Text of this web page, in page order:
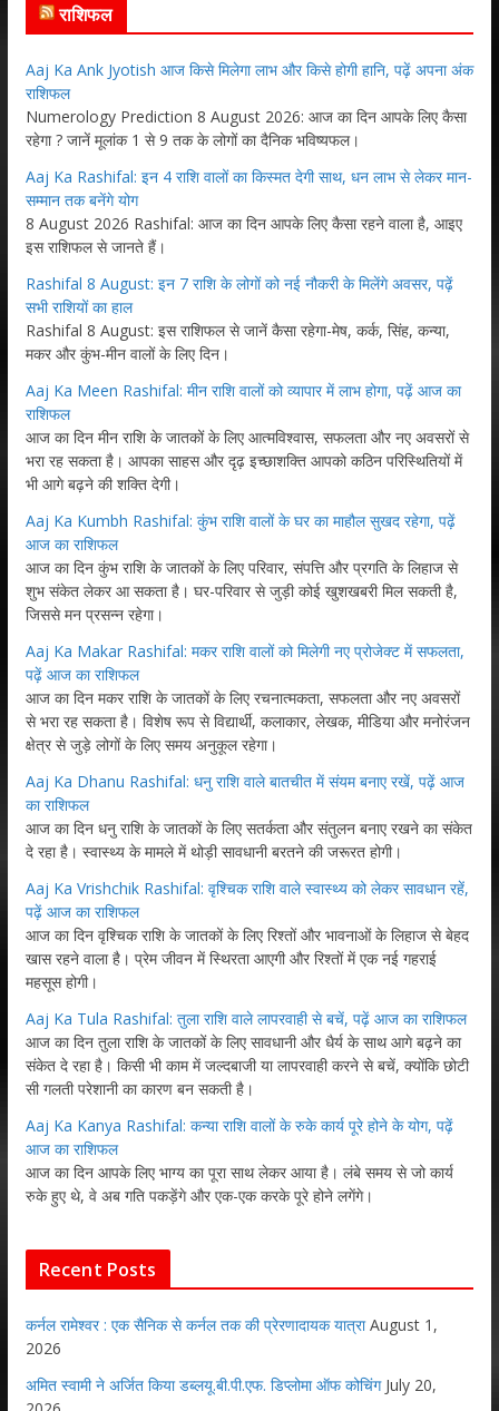
राशिफल
Aaj Ka Ank Jyotish आज किसे मिलेगा लाभ और किसे होगी हानि, पढ़ें अपना अंक
राशिफल
Numerology Prediction 8 August 2026: आज का दिन आपके लिए कैसा
रहेगा ? जानें मूलांक 1 से 9 तक के लोगों का दैनिक भविष्यफल।
Aaj Ka Rashifal: इन 4 राशि वालों का किस्मत देगी साथ, धन लाभ से लेकर मान-
सम्मान तक बनेंगे योग
8 August 2026 Rashifal: आज का दिन आपके लिए कैसा रहने वाला है, आइए
इस राशिफल से जानते हैं।
Rashifal 8 August: इन 7 राशि के लोगों को नई नौकरी के मिलेंगे अवसर, पढ़ें
सभी राशियों का हाल
Rashifal 8 August: इस राशिफल से जानें कैसा रहेगा-मेष, कर्क, सिंह, कन्या,
मकर और कुंभ-मीन वालों के लिए दिन।
Aaj Ka Meen Rashifal: मीन राशि वालों को व्यापार में लाभ होगा, पढ़ें आज का
राशिफल
आज का दिन मीन राशि के जातकों के लिए आत्मविश्वास, सफलता और नए अवसरों से
भरा रह सकता है। आपका साहस और दृढ़ इच्छाशक्ति आपको कठिन परिस्थितियों में
भी आगे बढ़ने की शक्ति देगी।
Aaj Ka Kumbh Rashifal: कुंभ राशि वालों के घर का माहौल सुखद रहेगा, पढ़ें
आज का राशिफल
आज का दिन कुंभ राशि के जातकों के लिए परिवार, संपत्ति और प्रगति के लिहाज से
शुभ संकेत लेकर आ सकता है। घर-परिवार से जुड़ी कोई खुशखबरी मिल सकती है,
जिससे मन प्रसन्न रहेगा।
Aaj Ka Makar Rashifal: मकर राशि वालों को मिलेगी नए प्रोजेक्ट में सफलता,
पढ़ें आज का राशिफल
आज का दिन मकर राशि के जातकों के लिए रचनात्मकता, सफलता और नए अवसरों
से भरा रह सकता है। विशेष रूप से विद्यार्थी, कलाकार, लेखक, मीडिया और मनोरंजन
क्षेत्र से जुड़े लोगों के लिए समय अनुकूल रहेगा।
Aaj Ka Dhanu Rashifal: धनु राशि वाले बातचीत में संयम बनाए रखें, पढ़ें आज
का राशिफल
आज का दिन धनु राशि के जातकों के लिए सतर्कता और संतुलन बनाए रखने का संकेत
दे रहा है। स्वास्थ्य के मामले में थोड़ी सावधानी बरतने की जरूरत होगी।
Aaj Ka Vrishchik Rashifal: वृश्चिक राशि वाले स्वास्थ्य को लेकर सावधान रहें,
पढ़ें आज का राशिफल
आज का दिन वृश्चिक राशि के जातकों के लिए रिश्तों और भावनाओं के लिहाज से बेहद
खास रहने वाला है। प्रेम जीवन में स्थिरता आएगी और रिश्तों में एक नई गहराई
महसूस होगी।
Aaj Ka Tula Rashifal: तुला राशि वाले लापरवाही से बचें, पढ़ें आज का राशिफल
आज का दिन तुला राशि के जातकों के लिए सावधानी और धैर्य के साथ आगे बढ़ने का
संकेत दे रहा है। किसी भी काम में जल्दबाजी या लापरवाही करने से बचें, क्योंकि छोटी
सी गलती परेशानी का कारण बन सकती है।
Aaj Ka Kanya Rashifal: कन्या राशि वालों के रुके कार्य पूरे होने के योग, पढ़ें
आज का राशिफल
आज का दिन आपके लिए भाग्य का पूरा साथ लेकर आया है। लंबे समय से जो कार्य
रुके हुए थे, वे अब गति पकड़ेंगे और एक-एक करके पूरे होने लगेंगे।
Recent Posts
कर्नल रामेश्वर : एक सैनिक से कर्नल तक की प्रेरणादायक यात्रा August 1,
2026
अमित स्वामी ने अर्जित किया डब्लयू.बी.पी.एफ. डिप्लोमा ऑफ कोचिंग July 20,